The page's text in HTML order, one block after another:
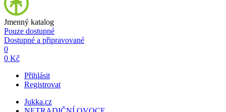
Jmenný katalog
Pouze dostupné
Dostupné a připravované
0
0 Kč
Přihlásit
Registrovat
Jukka.cz